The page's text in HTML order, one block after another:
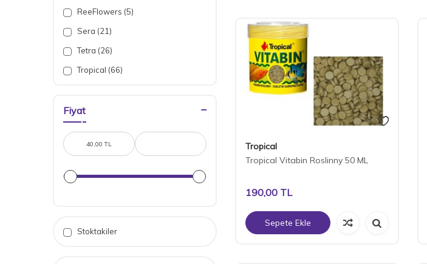
ReeFlowers (5)
Sera (21)
Tetra (26)
Tropical (66)
Fiyat
Stoktakiler
Tropical
Tropical Vitabin Roslinny 50 ML
190,00 TL
Sepete Ekle